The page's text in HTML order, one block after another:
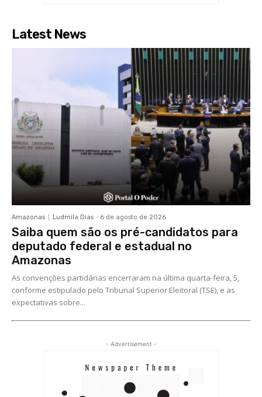
Latest News
Amazonas Ludmila Dias - 6 de agosto de 2026
Saiba quem são os pré-candidatos para
deputado federal e estadual no
Amazonas
As convenções partidárias encerraram na última quarta-feira, 5,
conforme estipulado pelo Tribunal Superior Eleitoral (TSE), e as
expectativas sobre...
- Advertisement -